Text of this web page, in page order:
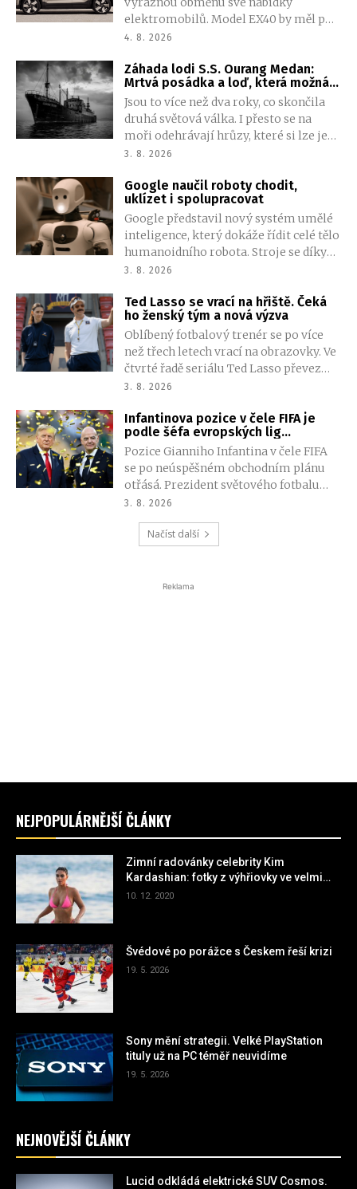
elektromobilů. Model EX40 by měl po
skončení výroby nahradit zcela nový
více prostoru, modernější techniku i
nižší cenu. Na trh má dorazit v roce
2027.
4. 8. 2026
Záhada lodi S.S. Ourang Medan:
Mrtvá posádka a loď, která možná
nikdy neexistovala
Jsou to více než dva roky, co skončila
druhá světová válka. I přesto se na
moři odehrávají hrůzy, které si lze jen
stěží představit. Plavidlo ve
pomoc neznámé lodi. Když záchrana
dorazila na místo, stala se svědkem
něčeho otřesného. Tak otřesného, že
mnozí pochybují, že k tomu vůbec
došlo.
3. 8. 2026
Google naučil roboty chodit,
uklízet i spolupracovat
Google představil nový systém umělé
inteligence, který dokáže řídit celé tělo
humanoidního robota. Stroje se díky
němu mohou pohybovat po místnosti,
spolupracovat při plnění složitějších
úkolů.
3. 8. 2026
Ted Lasso se vrací na hřiště. Čeká
ho ženský tým a nová výzva
Oblíbený fotbalový trenér se po více
než třech letech vrací na obrazovky. Ve
čtvrté řadě seriálu Ted Lasso převezme
ženský tým z druhé ligy a znovu se
3. 8. 2026
Infantinova pozice v čele FIFA je
podle šéfa evropských lig
neudržitelná
Pozice Gianniho Infantina v čele FIFA
se po neúspěšném obchodním plánu
otřásá. Prezident světového fotbalu
chtěl nabídnout soukromým
komerčních právech světových
3. 8. 2026
Načíst další
Reklama
NEJPOPULÁRNĚJŠÍ ČLÁNKY
Zimní radovánky celebrity Kim
Kardashian: fotky z výhřiovky ve velmi
miniaturních plavkách
10. 12. 2020
Švédové po porážce s Českem řeší krizi
19. 5. 2026
Sony mění strategii. Velké PlayStation
tituly už na PC téměř neuvidíme
19. 5. 2026
NEJNOVĚJŠÍ ČLÁNKY
Lucid odkládá elektrické SUV Cosmos.